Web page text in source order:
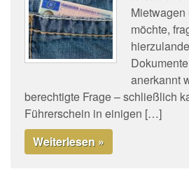
möchte,
anerkannt
berechtigte Frage – schließlich
Führerschein in einigen […]
Weiterlesen »